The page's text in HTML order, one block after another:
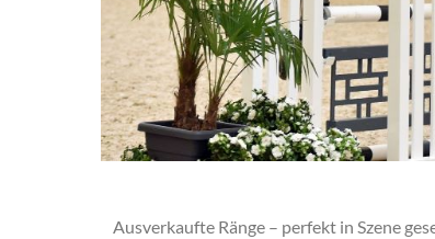
Ausverkaufte Ränge – perfekt in Szene